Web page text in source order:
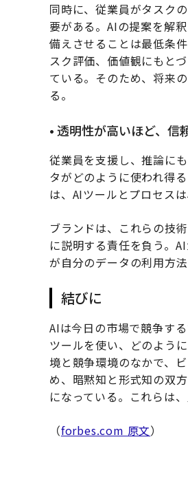
同時に、従業員がタスク
要がある。AIの提案を解
備えさせることは最低条
スク評価、価値観にもと
ている。そのため、将来
る。
• 透明性が高いほど、信
従業員を支援し、推論に
タがどのように使われ得
は、AIツールとプロセス
ブランドは、これらの技
に説明する責任を負う。
が自分のデータの利用方
結びに
AIは今日の市場で競争す
ツールを使い、どのよう
境と競争環境のなかで、
め、暗黙知と形式知の双
になっている。これらは
（forbes.com 原文）